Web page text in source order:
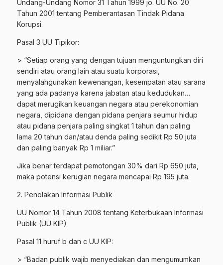
Undang-Undang Nomor 31 Tahun 1999 jo. UU No. 20
Tahun 2001 tentang Pemberantasan Tindak Pidana
Korupsi.
Pasal 3 UU Tipikor:
> “Setiap orang yang dengan tujuan menguntungkan diri
sendiri atau orang lain atau suatu korporasi,
menyalahgunakan kewenangan, kesempatan atau sarana
yang ada padanya karena jabatan atau kedudukan…
dapat merugikan keuangan negara atau perekonomian
negara, dipidana dengan pidana penjara seumur hidup
atau pidana penjara paling singkat 1 tahun dan paling
lama 20 tahun dan/atau denda paling sedikit Rp 50 juta
dan paling banyak Rp 1 miliar.”
Jika benar terdapat pemotongan 30% dari Rp 650 juta,
maka potensi kerugian negara mencapai Rp 195 juta.
2. Penolakan Informasi Publik
UU Nomor 14 Tahun 2008 tentang Keterbukaan Informasi
Publik (UU KIP)
Pasal 11 huruf b dan c UU KIP:
> “Badan publik wajib menyediakan dan mengumumkan